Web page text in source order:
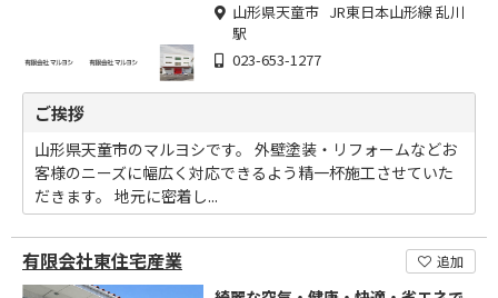
山形県天童市 JR東日本山形線 乱川
駅
023-653-1277
ご挨拶
山形県天童市のマルヨシです。 外壁塗装・リフォームなどお
客様のニーズに幅広く対応できるよう精一杯施工させていた
だきます。 地元に密着し...
有限会社東住宅産業 追加